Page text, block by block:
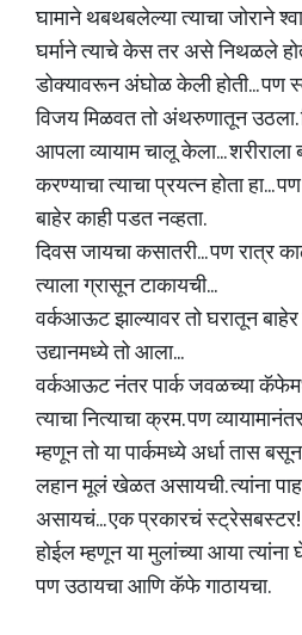
घामाने थबथबलेल्या त्याचा जोराने
घर्माने त्याचे केस तर असे निथळले
डोक्यावरून अंघोळ केली होती...
विजय मिळवत तो अंथरुणातून उठला.
आपला व्यायाम चालू केला...
करण्याचा त्याचा प्रयत्न होता हा...
बाहेर काही पडत नव्हता.
दिवस जायचा कसातरी... पण रात्र
त्याला ग्रासून टाकायची...
वर्कआऊट झाल्यावर तो घरातून
उद्यानमध्ये तो आला...
वर्कआऊट नंतर पार्क जवळच्या
त्याचा नित्याचा क्रम. पण
म्हणून तो या पार्कमध्ये अर्धा तास
लहान मूलं खेळत असायची. त्यांना
असायचं... एक प्रकारचं
होईल म्हणून या मुलांच्या आया
पण उठायचा आणि कॅफे गाठायचा.